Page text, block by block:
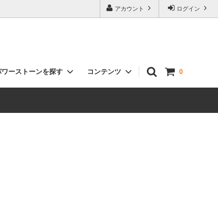
ログイン
アカウント
0
ワーストーンを探す コンテンツ